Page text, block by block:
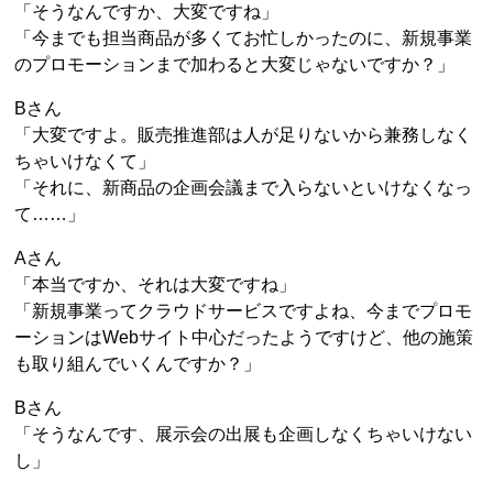
「そうなんですか、大変ですね」
「今までも担当商品が多くてお忙しかったのに、新規事業
のプロモーションまで加わると大変じゃないですか？」
Bさん
「大変ですよ。販売推進部は人が足りないから兼務しなく
ちゃいけなくて」
「それに、新商品の企画会議まで入らないといけなくなっ
て……」
Aさん
「本当ですか、それは大変ですね」
「新規事業ってクラウドサービスですよね、今までプロモ
ーションはWebサイト中心だったようですけど、他の施策
も取り組んでいくんですか？」
Bさん
「そうなんです、展示会の出展も企画しなくちゃいけない
し」